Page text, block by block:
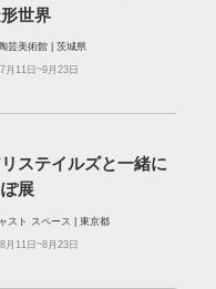
世界
芸美術館 | 茨城県
月11日~9月23日
ステイルズと一緒に
展
スト スペース | 東京都
月11日~8月23日